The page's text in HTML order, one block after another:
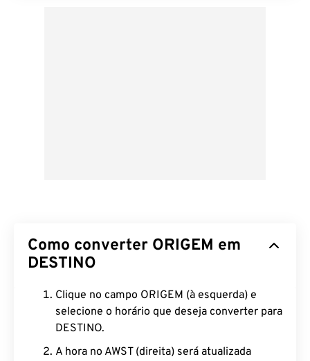
Como converter ORIGEM em
DESTINO
Clique no campo ORIGEM (à esquerda) e
selecione o horário que deseja converter para
DESTINO.
A hora no AWST (direita) será atualizada